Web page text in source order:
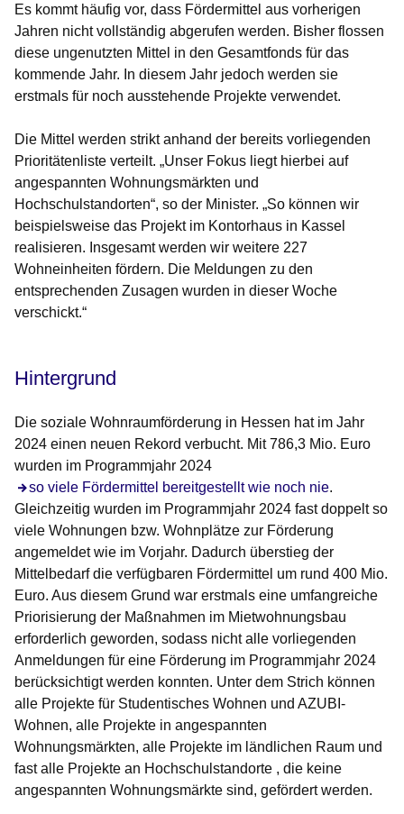
Es kommt häufig vor, dass Fördermittel aus vorherigen
Jahren nicht vollständig abgerufen werden. Bisher flossen
diese ungenutzten Mittel in den Gesamtfonds für das
kommende Jahr. In diesem Jahr jedoch werden sie
erstmals für noch ausstehende Projekte verwendet.
Die Mittel werden strikt anhand der bereits vorliegenden
Prioritätenliste verteilt. „Unser Fokus liegt hierbei auf
angespannten Wohnungsmärkten und
Hochschulstandorten“, so der Minister. „So können wir
beispielsweise das Projekt im Kontorhaus in Kassel
realisieren. Insgesamt werden wir weitere 227
Wohneinheiten fördern. Die Meldungen zu den
entsprechenden Zusagen wurden in dieser Woche
verschickt.“
Hintergrund
Die soziale Wohnraumförderung in Hessen hat im Jahr
2024 einen neuen Rekord verbucht. Mit 786,3 Mio. Euro
wurden im Programmjahr 2024
so viele Fördermittel bereitgestellt wie noch nie
Öffnet sich in einem neuen Fenster
.
Gleichzeitig wurden im Programmjahr 2024 fast doppelt so
viele Wohnungen bzw. Wohnplätze zur Förderung
angemeldet wie im Vorjahr. Dadurch überstieg der
Mittelbedarf die verfügbaren Fördermittel um rund 400 Mio.
Euro. Aus diesem Grund war erstmals eine umfangreiche
Priorisierung der Maßnahmen im Mietwohnungsbau
erforderlich geworden, sodass nicht alle vorliegenden
Anmeldungen für eine Förderung im Programmjahr 2024
berücksichtigt werden konnten. Unter dem Strich können
alle Projekte für Studentisches Wohnen und AZUBI-
Wohnen, alle Projekte in angespannten
Wohnungsmärkten, alle Projekte im ländlichen Raum und
fast alle Projekte an Hochschulstandorte , die keine
angespannten Wohnungsmärkte sind, gefördert werden.